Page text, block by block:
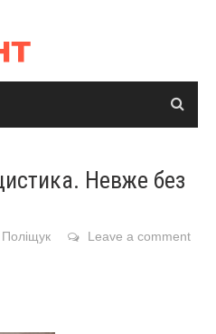
Невже без
Leave a comment